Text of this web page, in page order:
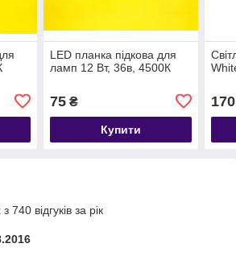
LED планка підкова для
ламп 12 Вт, 36в, 4500К
75₴
Купити
170
740 відгуків за рік